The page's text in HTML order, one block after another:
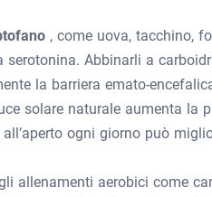
, come uova, tacchino,
Abbinarli a
la barriera emato-
solare naturale aumenta la
ogni giorno può
allenamenti aerobici come